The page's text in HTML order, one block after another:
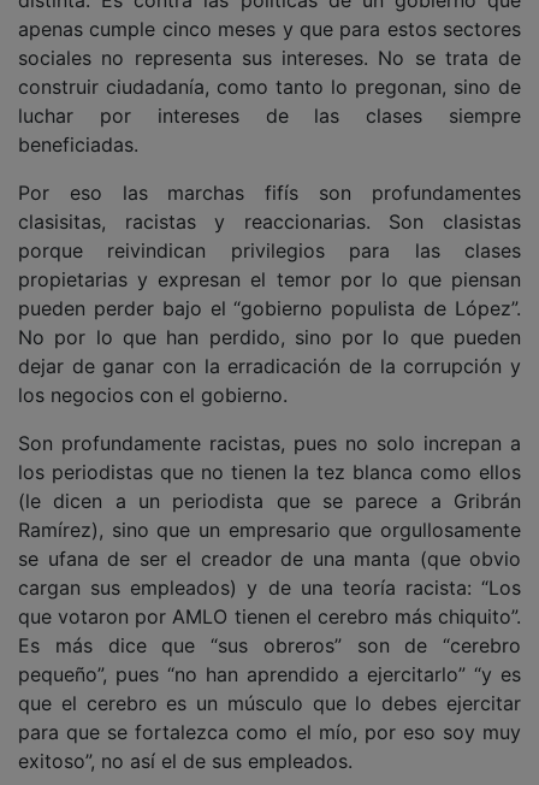
apenas cumple cinco meses y que para estos sectores
sociales no representa sus intereses. No se trata de
construir ciudadanía, como tanto lo pregonan, sino de
luchar por intereses de las clases siempre
beneficiadas.
Por eso las marchas fifís son profundamentes
clasisitas, racistas y reaccionarias. Son clasistas
porque reivindican privilegios para las clases
propietarias y expresan el temor por lo que piensan
pueden perder bajo el “gobierno populista de López”.
No por lo que han perdido, sino por lo que pueden
dejar de ganar con la erradicación de la corrupción y
los negocios con el gobierno.
Son profundamente racistas, pues no solo increpan a
los periodistas que no tienen la tez blanca como ellos
(le dicen a un periodista que se parece a Gribrán
Ramírez), sino que un empresario que orgullosamente
se ufana de ser el creador de una manta (que obvio
cargan sus empleados) y de una teoría racista: “Los
que votaron por AMLO tienen el cerebro más chiquito”.
Es más dice que “sus obreros” son de “cerebro
pequeño”, pues “no han aprendido a ejercitarlo” “y es
que el cerebro es un músculo que lo debes ejercitar
para que se fortalezca como el mío, por eso soy muy
exitoso”, no así el de sus empleados.